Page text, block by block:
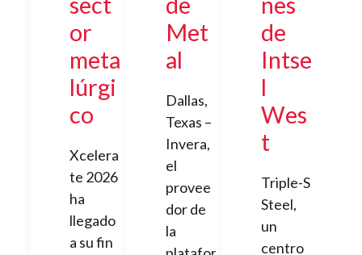
or
meta
lúrgi
co
Xcelera
te 2026
ha
llegado
a su fin
Met
al
Dallas,
Texas –
Invera,
el
provee
dor de
la
de
Intse
l
Wes
t
Triple-S
Steel,
un
centro